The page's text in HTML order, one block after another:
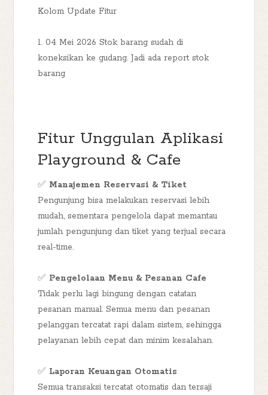
Kolom Update Fitur
1. 04 Mei 2026 Stok barang sudah di
koneksikan ke gudang. Jadi ada report stok
barang
Fitur Unggulan Aplikasi
Playground & Cafe
✅ Manajemen Reservasi & Tiket
Pengunjung bisa melakukan reservasi lebih
mudah, sementara pengelola dapat memantau
jumlah pengunjung dan tiket yang terjual secara
real-time.
✅ Pengelolaan Menu & Pesanan Cafe
Tidak perlu lagi bingung dengan catatan
pesanan manual. Semua menu dan pesanan
pelanggan tercatat rapi dalam sistem, sehingga
pelayanan lebih cepat dan minim kesalahan.
✅ Laporan Keuangan Otomatis
Semua transaksi tercatat otomatis dan tersaji